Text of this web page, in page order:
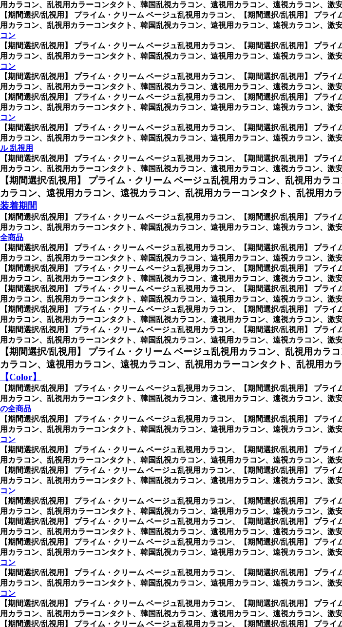
用カラコン、乱視用カラーコンタクト、韓国乱視カラコン、遠視用カラコン、遠視カラコン、
【期間選択/乱視用】 プライム・クリーム ベージュ乱視用カラコン、
【期間選択/乱視用】 プラ
用カラコン、乱視用カラーコンタクト、韓国乱視カラコン、遠視用カラコン、遠視カラコン、
コン
【期間選択/乱視用】 プライム・クリーム ベージュ乱視用カラコン、
【期間選択/乱視用】 プラ
用カラコン、乱視用カラーコンタクト、韓国乱視カラコン、遠視用カラコン、遠視カラコン、
コン
【期間選択/乱視用】 プライム・クリーム ベージュ乱視用カラコン、
【期間選択/乱視用】 プラ
用カラコン、乱視用カラーコンタクト、韓国乱視カラコン、遠視用カラコン、遠視カラコン、
【期間選択/乱視用】 プライム・クリーム ベージュ乱視用カラコン、
【期間選択/乱視用】 プラ
用カラコン、乱視用カラーコンタクト、韓国乱視カラコン、遠視用カラコン、遠視カラコン、
コン
【期間選択/乱視用】 プライム・クリーム ベージュ乱視用カラコン、
【期間選択/乱視用】 プラ
用カラコン、乱視用カラーコンタクト、韓国乱視カラコン、遠視用カラコン、遠視カラコン、激
ル 乱視用
【期間選択/乱視用】 プライム・クリーム ベージュ乱視用カラコン、
【期間選択/乱視用】 プラ
用カラコン、乱視用カラーコンタクト、韓国乱視カラコン、遠視用カラコン、遠視カラコン、激
【期間選択/乱視用】 プライム・クリーム ベージュ乱視用カラコン、 乱視用カラ
カラコン、遠視用カラコン、遠視カラコン、乱視用カラーコンタクト、乱視用カ
装着期間
【期間選択/乱視用】 プライム・クリーム ベージュ乱視用カラコン、
【期間選択/乱視用】 プラ
用カラコン、乱視用カラーコンタクト、韓国乱視カラコン、遠視用カラコン、遠視カラコン、激
全商品
【期間選択/乱視用】 プライム・クリーム ベージュ乱視用カラコン、
【期間選択/乱視用】 プラ
用カラコン、乱視用カラーコンタクト、韓国乱視カラコン、遠視用カラコン、遠視カラコン、激
【期間選択/乱視用】 プライム・クリーム ベージュ乱視用カラコン、
【期間選択/乱視用】 プラ
用カラコン、乱視用カラーコンタクト、韓国乱視カラコン、遠視用カラコン、遠視カラコン、激
【期間選択/乱視用】 プライム・クリーム ベージュ乱視用カラコン、
【期間選択/乱視用】 プラ
用カラコン、乱視用カラーコンタクト、韓国乱視カラコン、遠視用カラコン、遠視カラコン、激
【期間選択/乱視用】 プライム・クリーム ベージュ乱視用カラコン、
【期間選択/乱視用】 プラ
用カラコン、乱視用カラーコンタクト、韓国乱視カラコン、遠視用カラコン、遠視カラコン、激
【期間選択/乱視用】 プライム・クリーム ベージュ乱視用カラコン、
【期間選択/乱視用】 プラ
用カラコン、乱視用カラーコンタクト、韓国乱視カラコン、遠視用カラコン、遠視カラコン、激
【期間選択/乱視用】 プライム・クリーム ベージュ乱視用カラコン、 乱視用カラ
カラコン、遠視用カラコン、遠視カラコン、乱視用カラーコンタクト、乱視用カ
【Color】
【期間選択/乱視用】 プライム・クリーム ベージュ乱視用カラコン、
【期間選択/乱視用】 プラ
用カラコン、乱視用カラーコンタクト、韓国乱視カラコン、遠視用カラコン、遠視カラコン、激
の全商品
【期間選択/乱視用】 プライム・クリーム ベージュ乱視用カラコン、
【期間選択/乱視用】 プラ
用カラコン、乱視用カラーコンタクト、韓国乱視カラコン、遠視用カラコン、遠視カラコン、
コン
【期間選択/乱視用】 プライム・クリーム ベージュ乱視用カラコン、
【期間選択/乱視用】 プラ
用カラコン、乱視用カラーコンタクト、韓国乱視カラコン、遠視用カラコン、遠視カラコン、
【期間選択/乱視用】 プライム・クリーム ベージュ乱視用カラコン、
【期間選択/乱視用】 プラ
用カラコン、乱視用カラーコンタクト、韓国乱視カラコン、遠視用カラコン、遠視カラコン、
コン
【期間選択/乱視用】 プライム・クリーム ベージュ乱視用カラコン、
【期間選択/乱視用】 プラ
用カラコン、乱視用カラーコンタクト、韓国乱視カラコン、遠視用カラコン、遠視カラコン、
【期間選択/乱視用】 プライム・クリーム ベージュ乱視用カラコン、
【期間選択/乱視用】 プラ
用カラコン、乱視用カラーコンタクト、韓国乱視カラコン、遠視用カラコン、遠視カラコン、
【期間選択/乱視用】 プライム・クリーム ベージュ乱視用カラコン、
【期間選択/乱視用】 プラ
用カラコン、乱視用カラーコンタクト、韓国乱視カラコン、遠視用カラコン、遠視カラコン、
コン
【期間選択/乱視用】 プライム・クリーム ベージュ乱視用カラコン、
【期間選択/乱視用】 プラ
用カラコン、乱視用カラーコンタクト、韓国乱視カラコン、遠視用カラコン、遠視カラコン、
コン
【期間選択/乱視用】 プライム・クリーム ベージュ乱視用カラコン、
【期間選択/乱視用】 プラ
用カラコン、乱視用カラーコンタクト、韓国乱視カラコン、遠視用カラコン、遠視カラコン、
【期間選択/乱視用】 プライム・クリーム ベージュ乱視用カラコン、
【期間選択/乱視用】 プラ